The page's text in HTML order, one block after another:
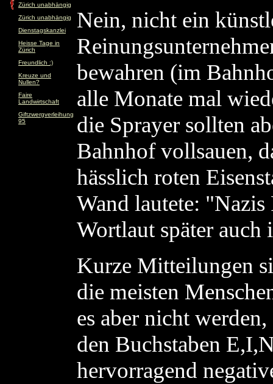
Zürich unabhängig
Zürich unabhängig
Dienstagskanzlei
Heisse Tage in
Zürich
Freundlich :)
Kreuze und
Nullen?
Faire
Landwirtschaft
Giftzwergverleihung
95
Nein, nicht ein
bewahren (im
alle Monate mal
die Sprayer sollten
Bahnhof vollsauen,
hässlich roten
Wand lautete:
Wortlaut später
Kurze Mitteilungen
die meisten
es aber nicht
den Buchstaben
hervorragend